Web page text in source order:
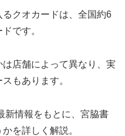
クオカードは、全国約6
です。
店舗によって異なり、実
もあります。
新情報をもとに、宮脇書
を詳しく解説。